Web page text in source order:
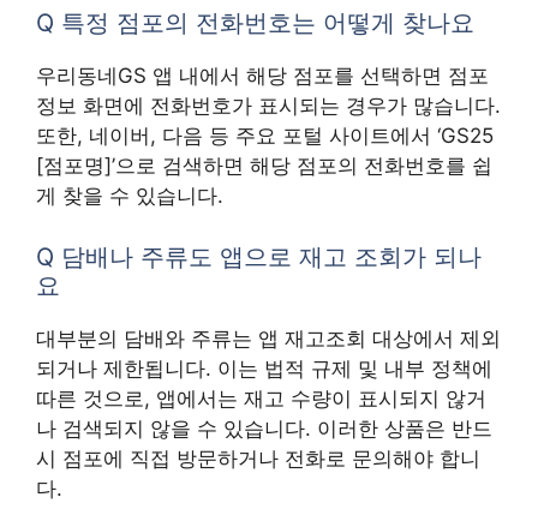
Q 특정 점포의 전화번호는 어떻게 찾나요
우리동네GS 앱 내에서 해당 점포를 선택하면 점포
정보 화면에 전화번호가 표시되는 경우가 많습니다.
또한, 네이버, 다음 등 주요 포털 사이트에서 ‘GS25
[점포명]’으로 검색하면 해당 점포의 전화번호를 쉽
게 찾을 수 있습니다.
Q 담배나 주류도 앱으로 재고 조회가 되나
요
대부분의 담배와 주류는 앱 재고조회 대상에서 제외
되거나 제한됩니다. 이는 법적 규제 및 내부 정책에
따른 것으로, 앱에서는 재고 수량이 표시되지 않거
나 검색되지 않을 수 있습니다. 이러한 상품은 반드
시 점포에 직접 방문하거나 전화로 문의해야 합니
다.